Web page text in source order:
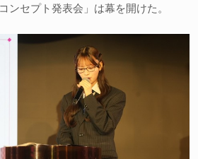
ンセプト発表会」は幕を開けた。